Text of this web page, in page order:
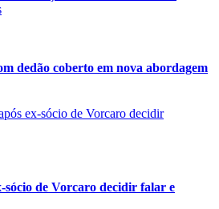
dedão coberto em nova abordagem
sócio de Vorcaro decidir falar e